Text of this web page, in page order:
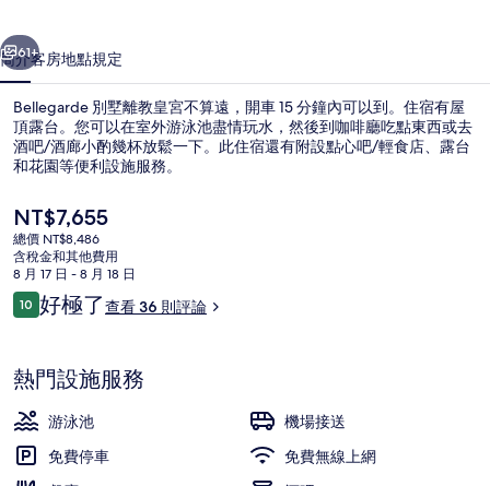
個 下一個
61+
簡介客房地點規定
Bellegarde 別墅離教皇宮不算遠，開車 15 分鐘內可以到。住宿有屋
頂露台。您可以在室外游泳池盡情玩水，然後到咖啡廳吃點東西或去
酒吧/酒廊小酌幾杯放鬆一下。此住宿還有附設點心吧/輕食店、露台
和花園等便利設施服務。
目
前
的
價
格
是
NT$7,655
總價 NT$8,486
含稅金和其他費用
8 月 17 日 - 8 月 18 日
評
論
1010 分，滿分 10 分，
好極了查看 36 則評論
熱門設施服務
游泳池
機場接送
免費停車
免費無線上網